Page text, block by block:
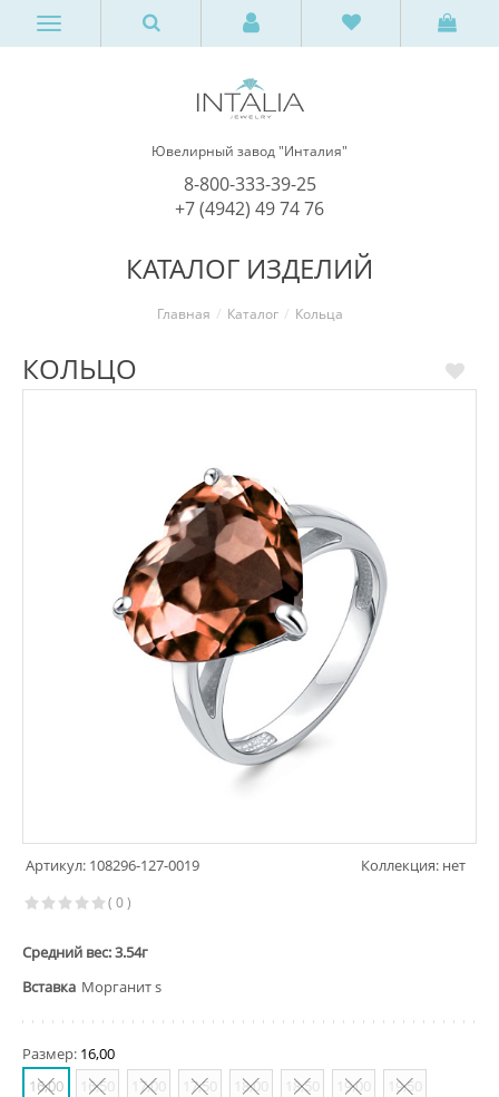
Ювелирный завод "Инталия"
8-800-333-39-25
+7 (4942) 49 74 76
КАТАЛОГ ИЗДЕЛИЙ
Главная Каталог Кольца
КОЛЬЦО
Артикул: 108296-127-0019 Коллекция: нет
( 0 )
Средний вес: 3.54г
Вставка Морганит s
Размер: 16,00
16,00
16,50 17,00 17,50 18,00 18,50 19,00
19,50